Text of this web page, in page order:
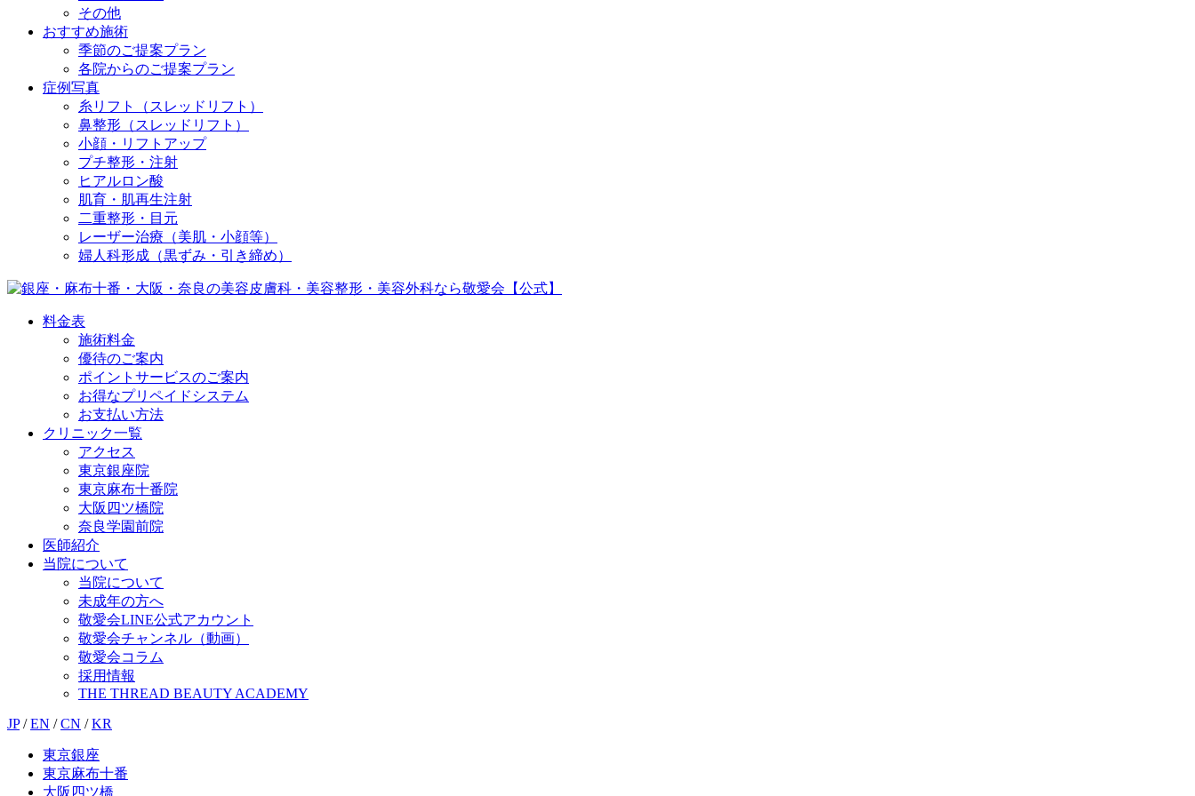
その他
おすすめ施術
季節のご提案プラン
各院からのご提案プラン
症例写真
糸リフト（スレッドリフト）
鼻整形（スレッドリフト）
小顔・リフトアップ
プチ整形・注射
ヒアルロン酸
肌育・肌再生注射
二重整形・目元
レーザー治療（美肌・小顔等）
婦人科形成（黒ずみ・引き締め）
料金表
施術料金
優待のご案内
ポイントサービスのご案内
お得なプリペイドシステム
お支払い方法
クリニック一覧
アクセス
東京銀座院
東京麻布十番院
大阪四ツ橋院
奈良学園前院
医師紹介
当院について
当院について
未成年の方へ
敬愛会LINE公式アカウント
敬愛会チャンネル（動画）
敬愛会コラム
採用情報
THE THREAD BEAUTY ACADEMY
JP / EN / CN / KR
東京銀座
東京麻布十番
大阪四ツ橋